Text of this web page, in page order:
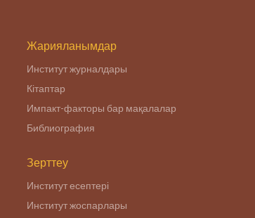
Жарияланымдар
Институт журналдары
Кітаптар
Импакт-факторы бар мақалалар
Библиография
Зерттеу
Институт есептері
Институт жоспарлары